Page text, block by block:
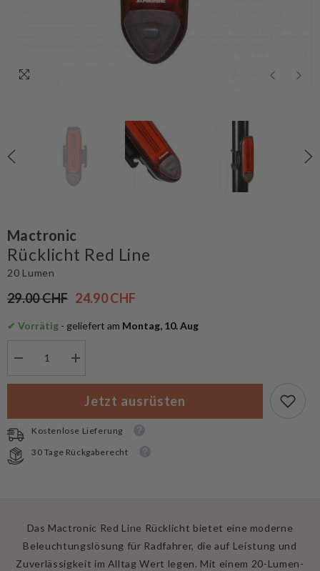
Mactronic
Rücklicht Red Line
20 Lumen
29.00 CHF 24.90 CHF
✔ Vorrätig - geliefert am Montag, 10. Aug
für
Line
Rücklicht
Fahrradlicht
Menge
für
Mactronic
Red
Line
Rücklicht
Fahrradlicht
Jetzt ausrüsten
Kostenlose Lieferung
30 Tage Rückgaberecht
Das Mactronic Red Line Rücklicht bietet eine moderne
Beleuchtungslösung für Radfahrer, die auf Leistung und
Zuverlässigkeit im Alltag Wert legen. Mit einem 20-Lumen-